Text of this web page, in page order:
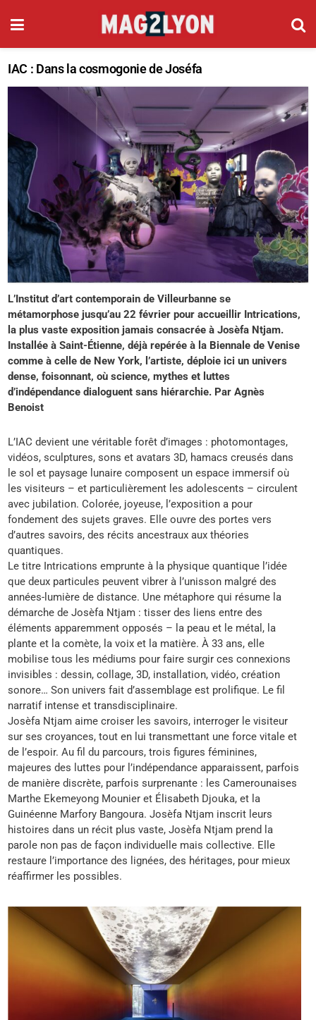
IAC : Dans la cosmogonie de Joséfa
L’Institut d’art contemporain de Villeurbanne se
métamorphose jusqu’au 22 février pour accueillir Intrications,
la plus vaste exposition jamais consacrée à Josèfa Ntjam.
Installée à Saint-Étienne, déjà repérée à la Biennale de Venise
comme à celle de New York, l’artiste, déploie ici un univers
dense, foisonnant, où science, mythes et luttes
d’indépendance dialoguent sans hiérarchie. Par Agnès
Benoist
L’IAC devient une véritable forêt d’images : photomontages,
vidéos, sculptures, sons et avatars 3D, hamacs creusés dans
le sol et paysage lunaire composent un espace immersif où
les visiteurs – et particulièrement les adolescents – circulent
avec jubilation. Colorée, joyeuse, l’exposition a pour
fondement des sujets graves. Elle ouvre des portes vers
d’autres savoirs, des récits ancestraux aux théories
quantiques.
Le titre Intrications emprunte à la physique quantique l’idée
que deux particules peuvent vibrer à l’unisson malgré des
années-lumière de distance. Une métaphore qui résume la
démarche de Josèfa Ntjam : tisser des liens entre des
éléments apparemment opposés – la peau et le métal, la
plante et la comète, la voix et la matière. À 33 ans, elle
mobilise tous les médiums pour faire surgir ces connexions
invisibles : dessin, collage, 3D, installation, vidéo, création
sonore… Son univers fait d’assemblage est prolifique. Le fil
narratif intense et transdisciplinaire.
Josèfa Ntjam aime croiser les savoirs, interroger le visiteur
sur ses croyances, tout en lui transmettant une force vitale et
de l’espoir. Au fil du parcours, trois figures féminines,
majeures des luttes pour l’indépendance apparaissent, parfois
de manière discrète, parfois surprenante : les Camerounaises
Marthe Ekemeyong Mounier et Élisabeth Djouka, et la
Guinéenne Marfory Bangoura. Josèfa Ntjam inscrit leurs
histoires dans un récit plus vaste, Josèfa Ntjam prend la
parole non pas de façon individuelle mais collective. Elle
restaure l’importance des lignées, des héritages, pour mieux
réaffirmer les possibles.